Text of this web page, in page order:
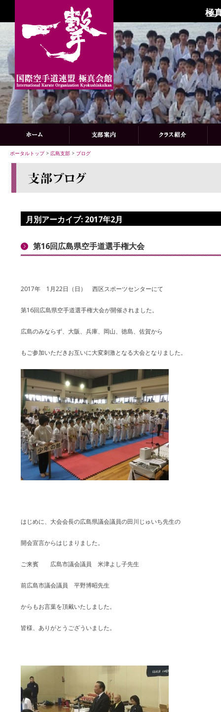
極
ポータルトップ> 広島支部 > ブログ
月別アーカイブ: 2017年2月
第16回広島県空手道選手権大会
2017年 1月22日（日） 西区スポーツセンターにて
第16回広島県空手道選手権大会が開催されました。
広島のみならず、大阪、兵庫、岡山、徳島、佐賀から
もご参加いただきお互いに大変刺激となる大会となりました。
はじめに、大会会長の広島県議会議員の田川じゅいち先生の
開会宣言からはじまりました。
ご来賓 広島市議会議員 米津よし子先生
前広島市議会議員 平野博昭先生
からもお言葉を頂戴いたしました。
皆様、ありがとうござういました。